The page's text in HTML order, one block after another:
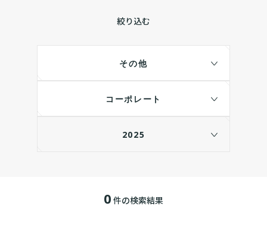
絞り込む
その他
コーポレート
2025
0 件の検索結果